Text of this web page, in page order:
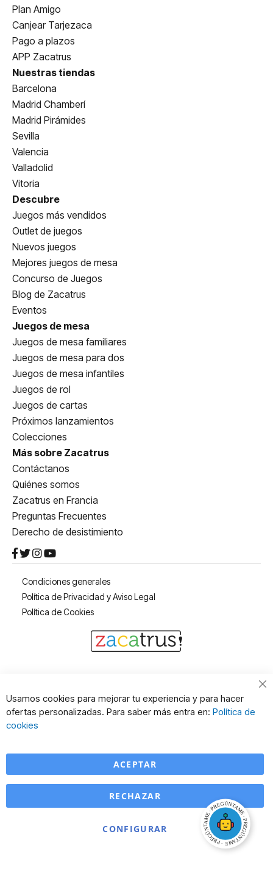
Plan Amigo
Canjear Tarjezaca
Pago a plazos
APP Zacatrus
Nuestras tiendas
Barcelona
Madrid Chamberí
Madrid Pirámides
Sevilla
Valencia
Valladolid
Vitoria
Descubre
Juegos más vendidos
Outlet de juegos
Nuevos juegos
Mejores juegos de mesa
Concurso de Juegos
Blog de Zacatrus
Eventos
Juegos de mesa
Juegos de mesa familiares
Juegos de mesa para dos
Juegos de mesa infantiles
Juegos de rol
Juegos de cartas
Próximos lanzamientos
Colecciones
Más sobre Zacatrus
Contáctanos
Quiénes somos
Zacatrus en Francia
Preguntas Frecuentes
Derecho de desistimiento
Condiciones generales
Política de Privacidad y Aviso Legal
Política de Cookies
Usamos cookies para mejorar tu experiencia y para hacer
ofertas personalizadas. Para saber más entra en: Política de
cookies
ACEPTAR
CONFIGURAR
RECHAZAR